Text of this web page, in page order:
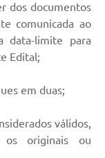
dos documentos
comunicada ao
data-limite para
Edital;
em duas;
válidos,
os originais ou